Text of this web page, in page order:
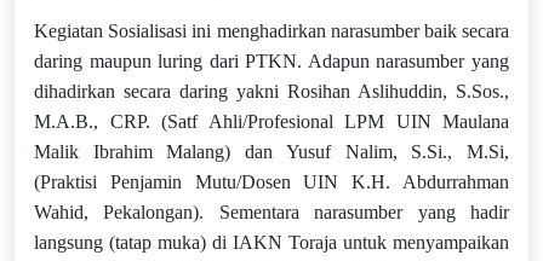
Kegiatan Sosialisasi ini menghadirkan narasumber baik secara
daring maupun luring dari PTKN. Adapun narasumber yang
dihadirkan secara daring yakni Rosihan Aslihuddin, S.Sos.,
M.A.B., CRP. (Satf Ahli/Profesional LPM UIN Maulana
Malik Ibrahim Malang) dan Yusuf Nalim, S.Si., M.Si,
(Praktisi Penjamin Mutu/Dosen UIN K.H. Abdurrahman
Wahid, Pekalongan). Sementara narasumber yang hadir
langsung (tatap muka) di IAKN Toraja untuk menyampaikan